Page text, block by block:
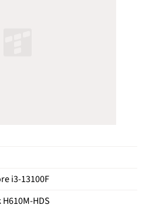
i3‑13100F
H610M-HDS